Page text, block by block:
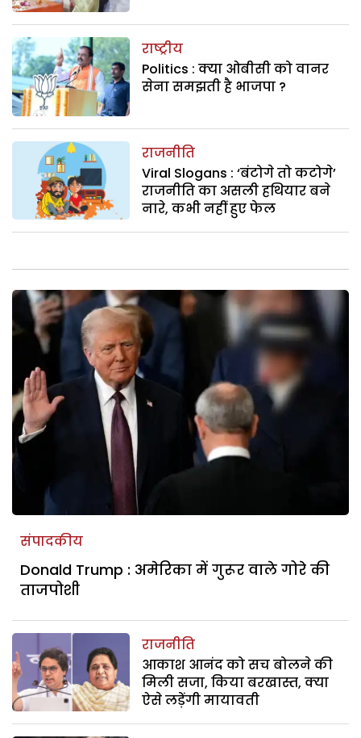
राष्ट्रीय
Politics : क्या ओबीसी को वानर
सेना समझती है भाजपा ?
राजनीति
Viral Slogans : ‘बंटोगे तो कटोगे’
राजनीति का असली हथियार बने
नारे, कभी नहीं हुए फेल
संपादकीय
Donald Trump : अमेरिका में गुरूर वाले गोरे की
ताजपोशी
राजनीति
आकाश आनंद को सच बोलने की
मिली सजा, किया बरखास्त, क्या
ऐसे लड़ेंगी मायावती